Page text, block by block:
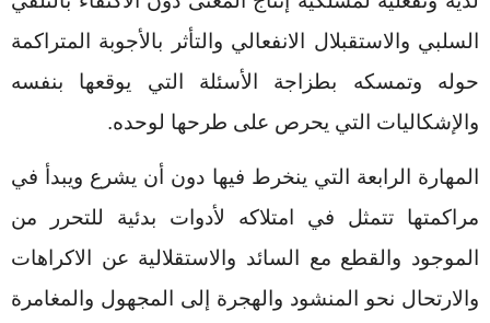
السلبي والاستقبلال الانفعالي والتأثر بالأجوبة المتراكمة
حوله وتمسكه بطزاجة الأسئلة التي يوقعها بنفسه
والإشكاليات التي يحرص على طرحها لوحده.
المهارة الرابعة التي ينخرط فيها دون أن يشرع ويبدأ في
مراكمتها تتمثل في امتلاكه لأدوات بدئية للتحرر من
الموجود والقطع مع السائد والاستقلالية عن الاكراهات
والارتحال نحو المنشود والهجرة إلى المجهول والمغامرة